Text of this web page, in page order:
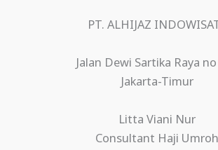
PT. ALHIJAZ
Jalan Dewi Sartika Raya
Jakarta-Timur
Litta Viani Nur
Consultant Haji Umroh